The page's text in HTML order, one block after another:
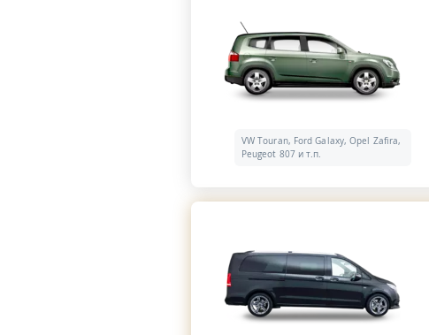
VW Touran, Ford Galaxy, Opel Zafira,
Peugeot 807 и т.п.